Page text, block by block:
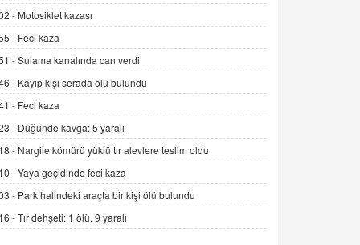
DR. EKREM ASLAN
Gerçek Ne, Algı Ne? "Beraber
Yürüyoruz" Cümlesinin Peşinden
19.07.2025 12:45
GÖNÜL MENEKŞE
Şifacının Yolu
04.11.2025 12:56
AV. RÜMEYSA ÖZKALE
Kira Uyuşmazlıklarında Dava Açmadan
Önce Arabulucuya Başvuru Şartı
- Motosiklet kazası
- Feci kaza
-Sulama kanalında can verdi
- Kayıp kişi serada ölü bulundu
- Feci kaza
- Düğünde kavga: 5 yaralı
- Nargile kömürü yüklü tır alevlere teslim oldu
-Yaya geçidinde feci kaza
- Park halindeki araçta bir kişi ölü bulundu
-Tır dehşeti: 1 ölü, 9 yaralı